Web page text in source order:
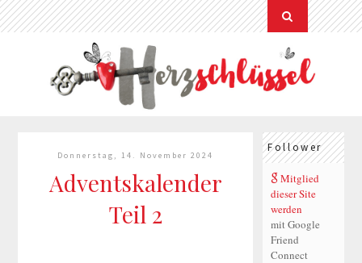
Donnerstag, 14. November 2024
Adventskalender
Teil 2
Follower
Mitglied
dieser Site
werden
mit Google
Friend
Connect